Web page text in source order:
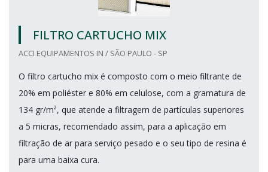
FILTRO CARTUCHO MIX
ACCI EQUIPAMENTOS IN / SÃO PAULO - SP
O filtro cartucho mix é composto com o meio filtrante de
20% em poliéster e 80% em celulose, com a gramatura de
134 gr/m², que atende a filtragem de partículas superiores
a 5 micras, recomendado assim, para a aplicação em
filtração de ar para serviço pesado e o seu tipo de resina é
para uma baixa cura.